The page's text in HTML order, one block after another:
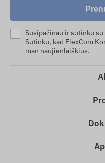
Susipažinau ir sutinku su
Sutinku, kad FlexCom
man naujienlaiškius.